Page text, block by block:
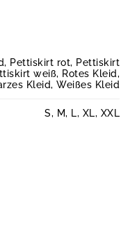
Pettiskirt rot, Pettiskirt
weiß, Rotes Kleid,
Kleid, Weißes Kleid
S, M, L, XL, XXL